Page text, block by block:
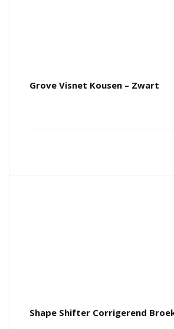
Grove Visnet Kousen – Zwart
Shape Shifter Corrigerend